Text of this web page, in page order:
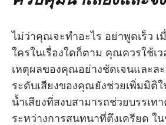
ไม่ว่าคุณจะทำอะไร อย่าพูดเร็ว
ใครในเรื่องใดก็ตาม คุณควรใช้เ
เหตุผลของคุณอย่างชัดเจนและล
ระดับเสียงของคุณยังช่วยเพิ่มมิติ
น้ำเสียงที่สงบสามารถช่วยบรรเท
ระหว่างการสนทนาที่ตึงเครียด ใ